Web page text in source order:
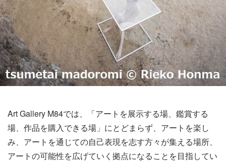
Art Gallery M84では、「アートを展示する場、鑑賞する
場、作品を購入できる場」にとどまらず、アートを楽し
み、アートを通じての自己表現を志す方々が集える場所、
アートの可能性を広げていく拠点になることを目指してい